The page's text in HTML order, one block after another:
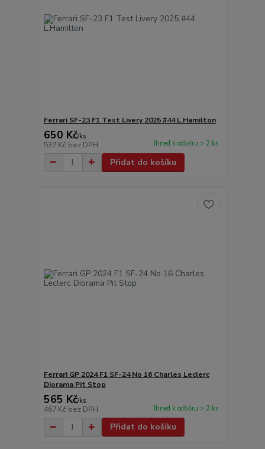
Ferrari SF-23 F1 Test Livery 2025 #44 L.Hamilton
650 Kč/ks
537 Kč bez DPH Ihned k odběru > 2 ks
Přidat do košíku
Ferrari GP 2024 F1 SF-24 No 16 Charles Leclerc
Diorama Pit Stop
565 Kč/ks
467 Kč bez DPH Ihned k odběru > 2 ks
Přidat do košíku